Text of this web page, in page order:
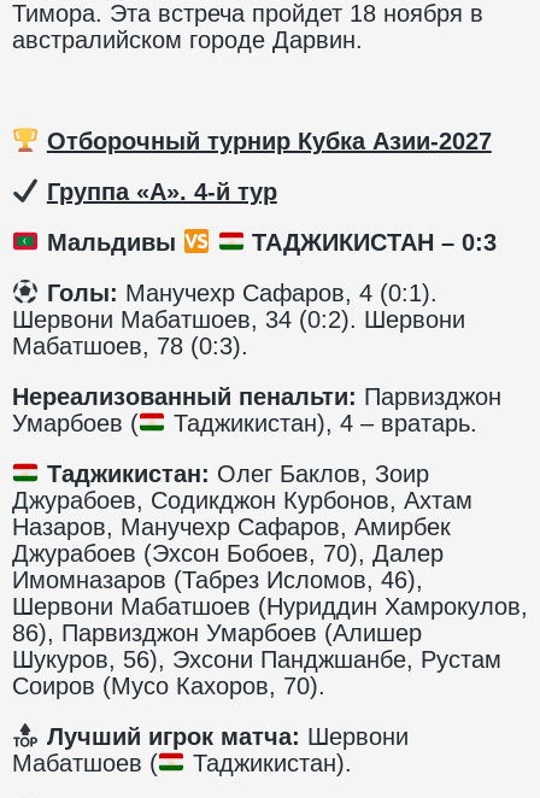
Тимора. Эта встреча пройдет 18 ноября в
австралийском городе Дарвин.
Отборочный турнир Кубка Азии-2027
Группа «А». 4-й тур
Мальдивы
ТАДЖИКИСТАН – 0:3
Голы: Манучехр Сафаров, 4 (0:1).
Шервони Мабатшоев, 34 (0:2). Шервони
Мабатшоев, 78 (0:3).
Нереализованный пенальти: Парвизджон
Умарбоев (
Таджикистан), 4 – вратарь.
Таджикистан: Олег Баклов, Зоир
Джурабоев, Содикджон Курбонов, Ахтам
Назаров, Манучехр Сафаров, Амирбек
Джурабоев (Эхсон Бобоев, 70), Далер
Имомназаров (Табрез Исломов, 46),
Шервони Мабатшоев (Нуриддин Хамрокулов,
86), Парвизджон Умарбоев (Алишер
Шукуров, 56), Эхсони Панджшанбе, Рустам
Соиров (Мусо Кахоров, 70).
Лучший игрок матча: Шервони
Мабатшоев (
Таджикистан).